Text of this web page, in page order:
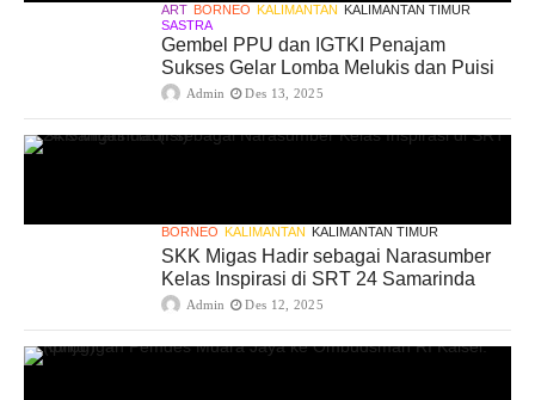
ART BORNEO KALIMANTAN KALIMANTAN TIMUR
SASTRA
Gembel PPU dan IGTKI Penajam
Sukses Gelar Lomba Melukis dan Puisi
Admin Des 13, 2025
BORNEO KALIMANTAN KALIMANTAN TIMUR
SKK Migas Hadir sebagai Narasumber
Kelas Inspirasi di SRT 24 Samarinda
Admin Des 12, 2025